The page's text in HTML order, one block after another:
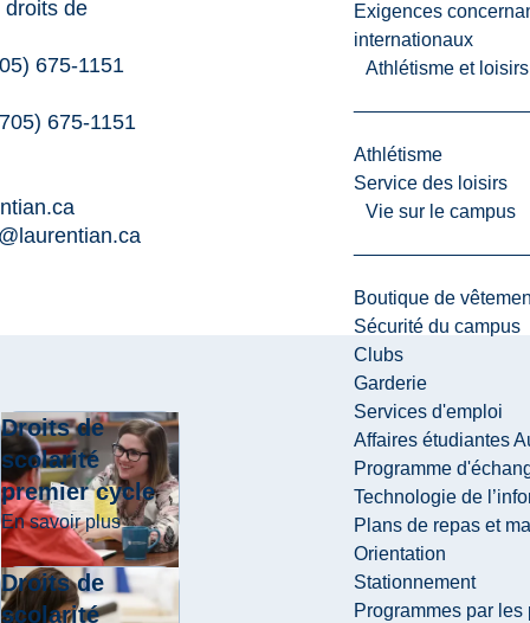
Exigences
internationaux
Athlétisme et
Athlétisme
Service des loisirs
Vie sur le campus
Boutique de
Sécurité du campus
Clubs
Garderie
Services d'emploi
Affaires étudiantes
Programme
Technologie de
Plans de repas et
Orientation
Stationnement
Programmes par les
droits de
675-1151
675-1151
Droits de
scolarité
premier cycle
En savoir plusabout Droits de scolarité premier cycle
Droits de
scolarité